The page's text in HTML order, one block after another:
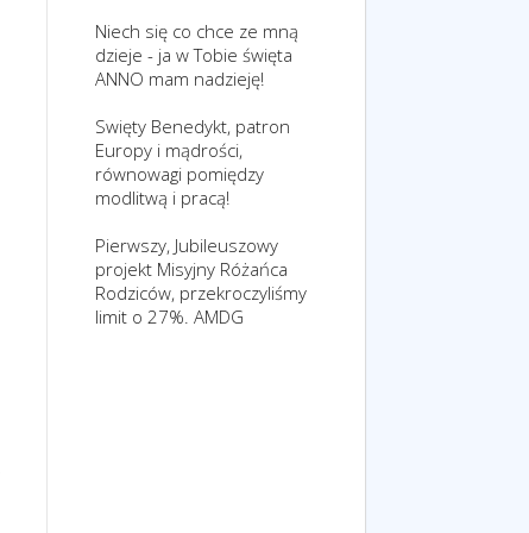
Niech się co chce ze mną
dzieje - ja w Tobie święta
ANNO mam nadzieję!
Swięty Benedykt, patron
Europy i mądrości,
równowagi pomiędzy
modlitwą i pracą!
Pierwszy, Jubileuszowy
projekt Misyjny Różańca
Rodziców, przekroczyliśmy
limit o 27%. AMDG